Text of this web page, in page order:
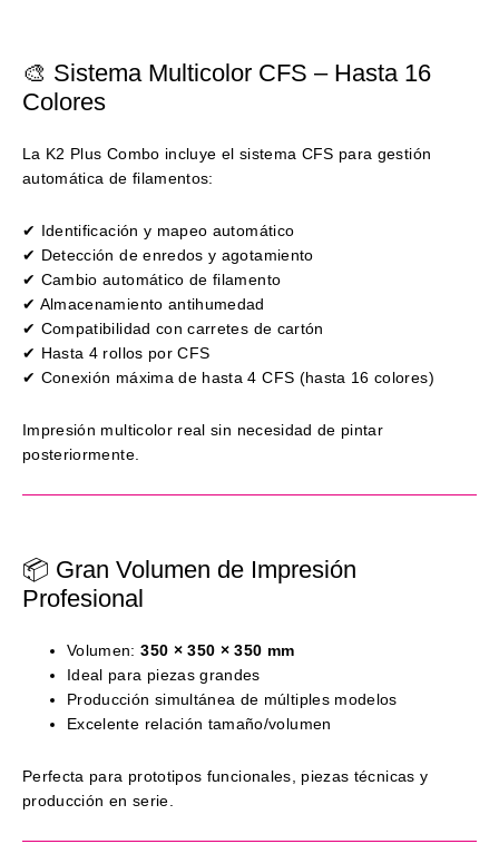
🎨 Sistema Multicolor CFS – Hasta 16
Colores
La K2 Plus Combo incluye el sistema CFS para gestión
automática de filamentos:
✔ Identificación y mapeo automático
✔ Detección de enredos y agotamiento
✔ Cambio automático de filamento
✔ Almacenamiento antihumedad
✔ Compatibilidad con carretes de cartón
✔ Hasta 4 rollos por CFS
✔ Conexión máxima de hasta 4 CFS (hasta 16 colores)
Impresión multicolor real sin necesidad de pintar
posteriormente.
📦 Gran Volumen de Impresión
Profesional
Volumen:350 × 350 × 350 mm
Ideal para piezas grandes
Producción simultánea de múltiples modelos
Excelente relación tamaño/volumen
Perfecta para prototipos funcionales, piezas técnicas y
producción en serie.